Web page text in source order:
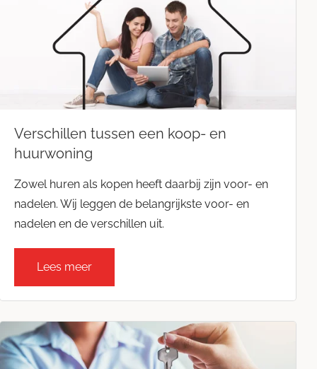
Contact opnemen
Huis & tuin
Huis verkopen
Interieur
Vastgoed
Wet- & regelgeving
Woning aankopen
Woningmarkt
Zakelijke markt
Verschillen tussen een koop- en
huurwoning
Zowel huren als kopen heeft daarbij zijn voor- en
nadelen. Wij leggen de belangrijkste voor- en
nadelen en de verschillen uit.
Lees meer